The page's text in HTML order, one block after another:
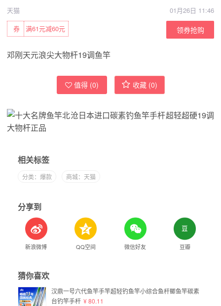
天猫
01月26日 11:46
满61元减60元
券 领券抢购
邓刚天元浪尖大物杆19调鱼竿
值得 (0) 收藏 (0)
相关标签
分类：爆款 商城：天猫
分享到
新浪微博 QQ空间 微信好友 豆瓣
猜你喜欢
汉鼎一号六代鱼竿手竿超轻钓鱼竿小综合鱼杆鲫鱼竿碳素
台钓竿手杆 ¥ 80.11